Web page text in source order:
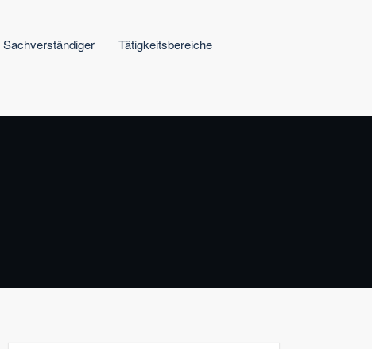
Sachverständiger Tätigkeitsbereiche